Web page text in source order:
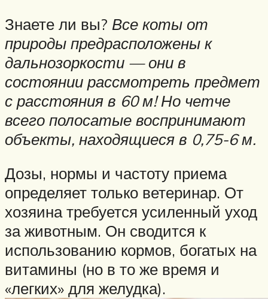
Знаете ли вы? Все коты от
природы предрасположены к
дальнозоркости — они в
состоянии рассмотреть предмет
с расстояния в 60 м! Но четче
всего полосатые воспринимают
объекты, находящиеся в 0,75-6 м.
Дозы, нормы и частоту приема
определяет только ветеринар. От
хозяина требуется усиленный уход
за животным. Он сводится к
использованию кормов, богатых на
витамины (но в то же время и
«легких» для желудка).